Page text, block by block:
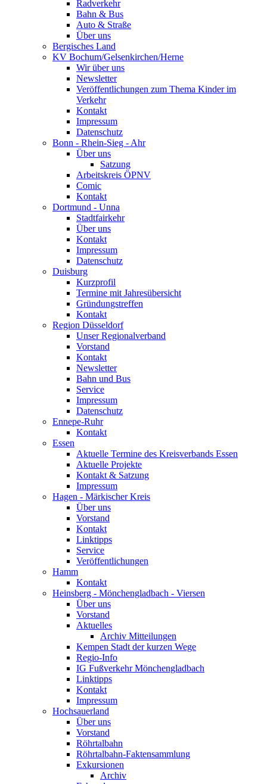
Radverkehr
Bahn & Bus
Auto & Straße
Über uns
Bergisches Land
KV Bochum/Gelsenkirchen/Herne
Wir über uns
Newsletter
Veröffentlichungen zum Thema Kinder im
Verkehr
Kontakt
Impressum
Datenschutz
Bonn - Rhein-Sieg - Ahr
Über uns
Satzung
Arbeitskreis ÖPNV
Comic
Kontakt
Dortmund - Unna
Stadtfairkehr
Über uns
Kontakt
Impressum
Datenschutz
Duisburg
Kurzprofil
Termine mit Jahresübersicht
Gründungstreffen
Kontakt
Region Düsseldorf
Unser Regionalverband
Vorstand
Kontakt
Newsletter
Bahn und Bus
Service
Impressum
Datenschutz
Ennepe-Ruhr
Kontakt
Essen
Aktuelle Termine des Kreisverbands Essen
Aktuelle Projekte
Kontakt & Satzung
Impressum
Hagen - Märkischer Kreis
Über uns
Vorstand
Kontakt
Linktipps
Service
Veröffentlichungen
Hamm
Kontakt
Heinsberg - Mönchengladbach - Viersen
Über uns
Vorstand
Aktuelles
Archiv Mitteilungen
Kempen Stadt der kurzen Wege
Regio-Info
IG Fußverkehr Mönchengladbach
Linktipps
Kontakt
Impressum
Hochsauerland
Über uns
Vorstand
Röhrtalbahn
Röhrtalbahn-Faktensammlung
Exkursionen
Archiv